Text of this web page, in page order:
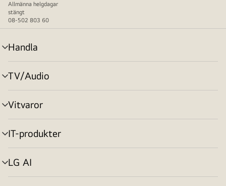
Allmänna helgdagar
stängt
08-502 803 60
Handla
menyväxling
TV/Audio
menyväxling
Vitvaror
menyväxling
IT-produkter
menyväxling
LG AI
menyväxling